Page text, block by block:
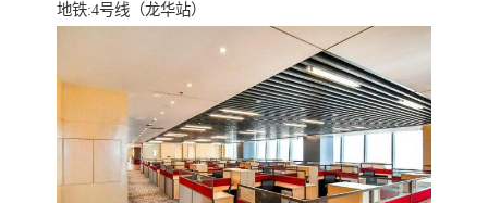
地铁:4号线（龙华站）